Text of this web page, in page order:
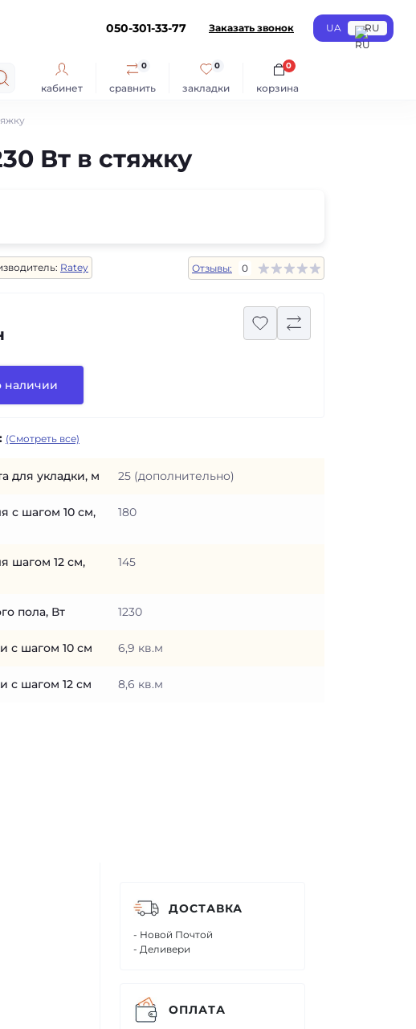
050-301-33-77 Заказать звонок UA RU
кабинет сравнить
0
закладки
0
корзина
0
Вт в стяжку
Ratey Отзывы: 0
наличии
(Смотреть все)
для укладки, м 25 (дополнительно)
с шагом 10 см,
180
шагом 12 см,
145
пола, Вт 1230
с шагом 10 см 6,9 кв.м
с шагом 12 см 8,6 кв.м
ДОСТАВКА
- Новой Почтой
- Деливери
ОПЛАТА